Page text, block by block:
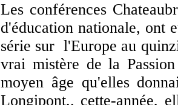
Les conférences
d'éducation nationale, ont
série sur l'Europe au
vrai mistère de la
moyen âge qu'elles
Longipont,. cette-année,